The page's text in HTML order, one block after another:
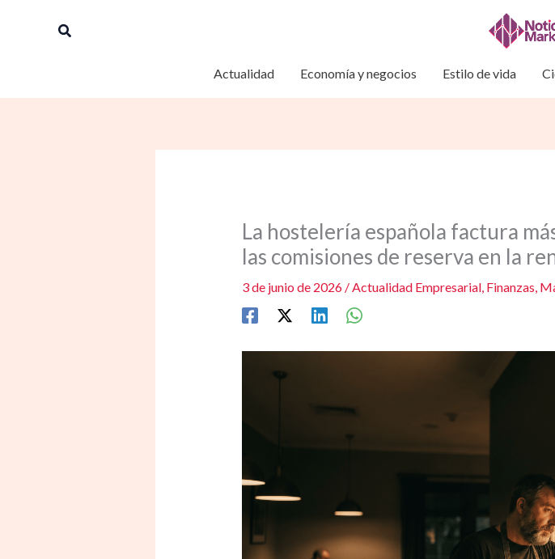
Buscar
Actualidad Economía y negocios Estilo de vida
La hostelería española factura
las comisiones de reserva en la
3 de junio de 2026 / Actualidad Empresarial, Finanzas